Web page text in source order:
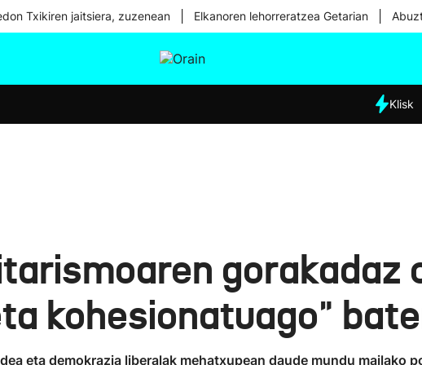
Txikiren jaitsiera, zuzenean Elkanoren lehorreratzea Getarian
Eguraldia
Klisk
gorakadaz
kohesionatuago"
eta demokrazia liberalak mehatxupean daude mundu mailako